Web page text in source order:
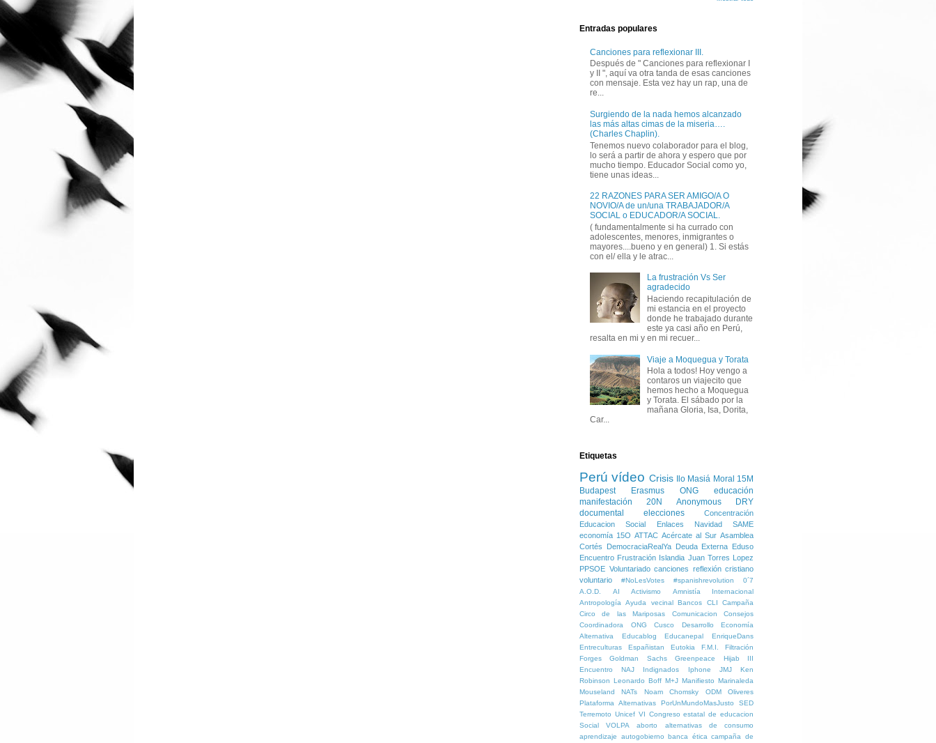
Entradas populares
Canciones para reflexionar III.
Después de " Canciones para reflexionar I
y II ", aquí va otra tanda de esas canciones
con mensaje. Esta vez hay un rap, una de
re...
Surgiendo de la nada hemos alcanzado
las más altas cimas de la miseria….
(Charles Chaplin).
Tenemos nuevo colaborador para el blog,
lo será a partir de ahora y espero que por
mucho tiempo. Educador Social como yo,
tiene unas ideas...
22 RAZONES PARA SER AMIGO/A O
NOVIO/A de un/una TRABAJADOR/A
SOCIAL o EDUCADOR/A SOCIAL‏.
( fundamentalmente si ha currado con
adolescentes, menores, inmigrantes o
mayores....bueno y en general) 1. Si estás
con el/ ella y le atrac...
La frustración Vs Ser
agradecido
Haciendo recapitulación de
mi estancia en el proyecto
donde he trabajado durante
este ya casi año en Perú,
resalta en mi y en mi recuer...
Viaje a Moquegua y Torata
Hola a todos! Hoy vengo a
contaros un viajecito que
hemos hecho a Moquegua
y Torata. El sábado por la
mañana Gloria, Isa, Dorita,
Car...
Etiquetas
Perú vídeo Crisis Ilo Masiá Moral 15M
Budapest
Erasmus ONG
educación
manifestación
20N Anonymous
DRY
documental
elecciones
Concentración
Educacion Social
Enlaces Navidad
SAME
economía 15O ATTAC Acércate al Sur Asamblea
Cortés
DemocraciaRealYa Deuda Externa
Eduso
Encuentro Frustración Islandia Juan Torres Lopez
PPSOE Voluntariado canciones reflexión cristiano
voluntario
#NoLesVotes #spanishrevolution
0´7
A.O.D.
AI Activismo
Amnistía Internacional
Antropología Ayuda vecinal Bancos CLI
Campaña
Circo de las Mariposas
Comunicacion
Consejos
Coordinadora ONG
Cusco Desarrollo
Economía
Alternativa
Educablog Educanepal
EnriqueDans
Entreculturas
Españistan Eutokia F.M.I.
Filtración
Forges
Goldman Sachs Greenpeace Hijab
Encuentro NAJ
Indignados Iphone JMJ
Ken
Robinson
Leonardo Boff M+J Manifiesto
Marinaleda
Mouseland
NATs Noam Chomsky ODM
Oliveres
Plataforma Alternativas
PorUnMundoMasJusto
SED
Terremoto Unicef VI Congreso estatal de educacion
Social
VOLPA aborto
alternativas de consumo
aprendizaje
autogobierno banca ética campaña de